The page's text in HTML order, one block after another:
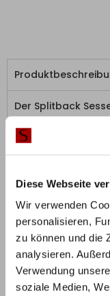
Diese Webseite
Wir verwenden
personalisieren,
zu können und die
analysieren.
Verwendung
soziale Medien,
Der Splitback
Der dänische
hochwertiger
Die Rückenlehne
Ideal zum Sitzen,
Designersessel
Handgriffen in ein
perfekte